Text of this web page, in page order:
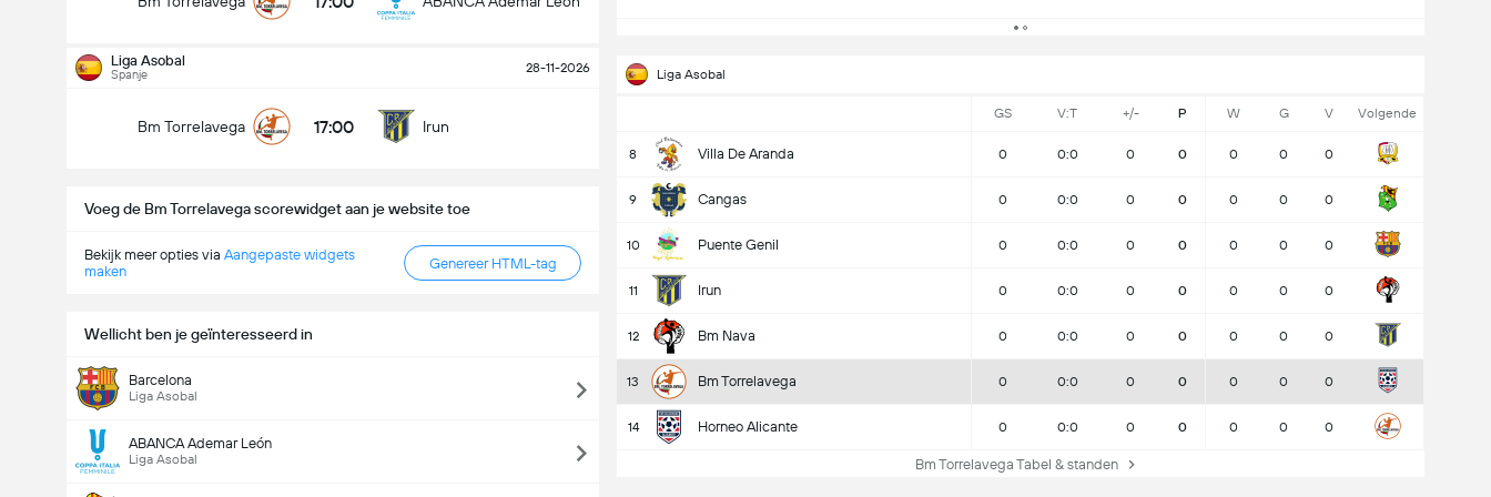
Liga Asobal
Spanje 28-11-2026
Bm Torrelavega 17:00 Irun
Voeg de Bm Torrelavega scorewidget aan je website toe
Bekijk meer opties via Aangepaste widgets
maken
Genereer HTML-tag
Wellicht ben je geïnteresseerd in
Barcelona
Liga Asobal
ABANCA Ademar León
Liga Asobal
Liga Asobal
GS V:T +/- P W G V Volgende
8 Villa De Aranda 0 0:0 0 0 0 0 0
9 Cangas 0 0:0 0 0 0 0 0
10 Puente Genil 0 0:0 0 0 0 0 0
11 Irun 0 0:0 0 0 0 0 0
12 Bm Nava 0 0:0 0 0 0 0 0
13 Bm Torrelavega 0 0:0 0 0 0 0 0
14 Horneo Alicante 0 0:0 0 0 0 0 0
Bm Torrelavega Tabel & standen